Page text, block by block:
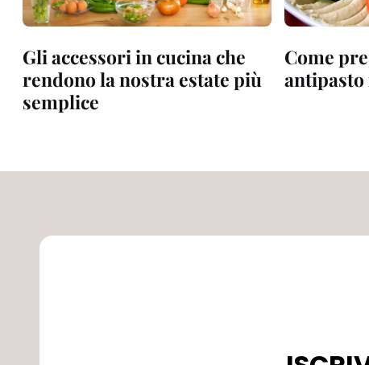
Gli accessori in cucina che
rendono la nostra estate più
semplice
Come